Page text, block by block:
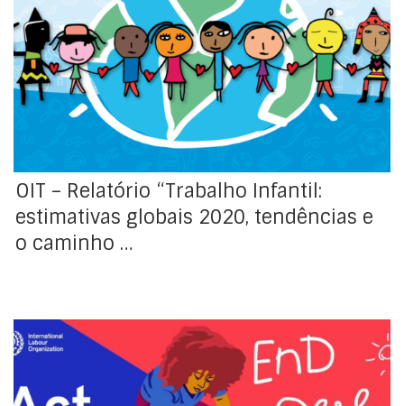
O Dia Mundial contra o Trabalho Infantil, celebrado no
passado dia em 12 de junho, foi marcado por um alerta
sombrio: o trabalho infantil está a aumentar! O
relatório Child Labour: Global estimates 2020, trends
and the road forward, adverte que o progresso para
acabar com o trabalho infantil estagnou […]
OIT – Relatório “Trabalho Infantil:
estimativas globais 2020, tendências e
o caminho …
Amanhã, antecipando a data oficial (12 de junho), será
realizado um evento virtual de alto nível organizado